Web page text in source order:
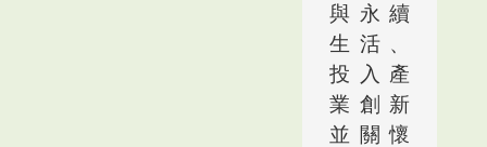
與永續
生活、
投入產
業創新
並關懷